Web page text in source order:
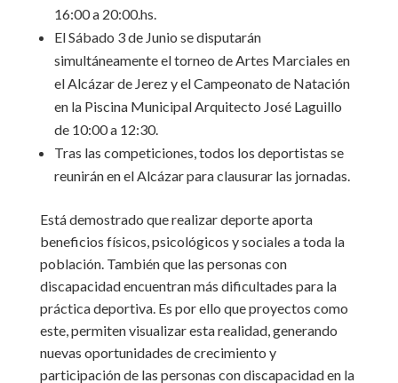
16:00 a 20:00.hs.
El Sábado 3 de Junio se disputarán
simultáneamente el torneo de Artes Marciales en
el Alcázar de Jerez y el Campeonato de Natación
en la Piscina Municipal Arquitecto José Laguillo
de 10:00 a 12:30.
Tras las competiciones, todos los deportistas se
reunirán en el Alcázar para clausurar las jornadas.
Está demostrado que realizar deporte aporta
beneficios físicos, psicológicos y sociales a toda la
población. También que las personas con
discapacidad encuentran más dificultades para la
práctica deportiva. Es por ello que proyectos como
este, permiten visualizar esta realidad, generando
nuevas oportunidades de crecimiento y
participación de las personas con discapacidad en la